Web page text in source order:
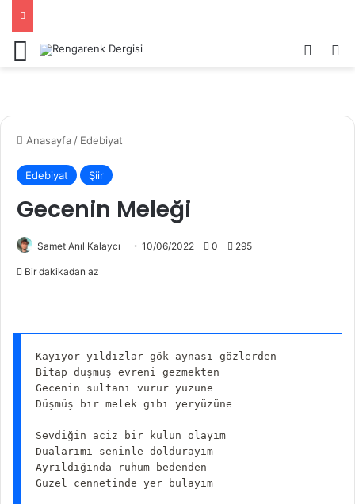
Menü Kayıt
Anasayfa / Edebiyat
Edebiyat Şiir
Gecenin Meleği
Samet Anıl Kalaycı 10/06/2022 0 295
Bir dakikadan az
Kayıyor yıldızlar gök aynası gözlerden
Bitap düşmüş evreni gezmekten
Gecenin sultanı vurur yüzüne
Düşmüş bir melek gibi yeryüzüne
Sevdiğin aciz bir kulun olayım
Dualarımı seninle doldurayım
Ayrıldığında ruhum bedenden
Güzel cennetinde yer bulayım